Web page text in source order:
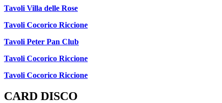
Tavoli Villa delle Rose
Tavoli Cocorico Riccione
Tavoli Peter Pan Club
Tavoli Cocorico Riccione
Tavoli Cocorico Riccione
CARD DISCO